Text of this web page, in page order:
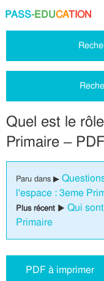
PASS-EDUCATION
Quel est le
Primaire –
Paru dans ▶
l'espace : 3eme
Plus récent ▶ Qui
Primaire
PDF à imprimer